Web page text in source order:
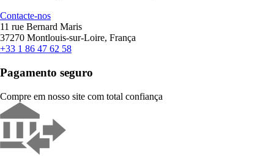
Contacte-nos
11 rue Bernard Maris
37270 Montlouis-sur-Loire, França
+33 1 86 47 62 58
Pagamento seguro
Compre em nosso site com total confiança